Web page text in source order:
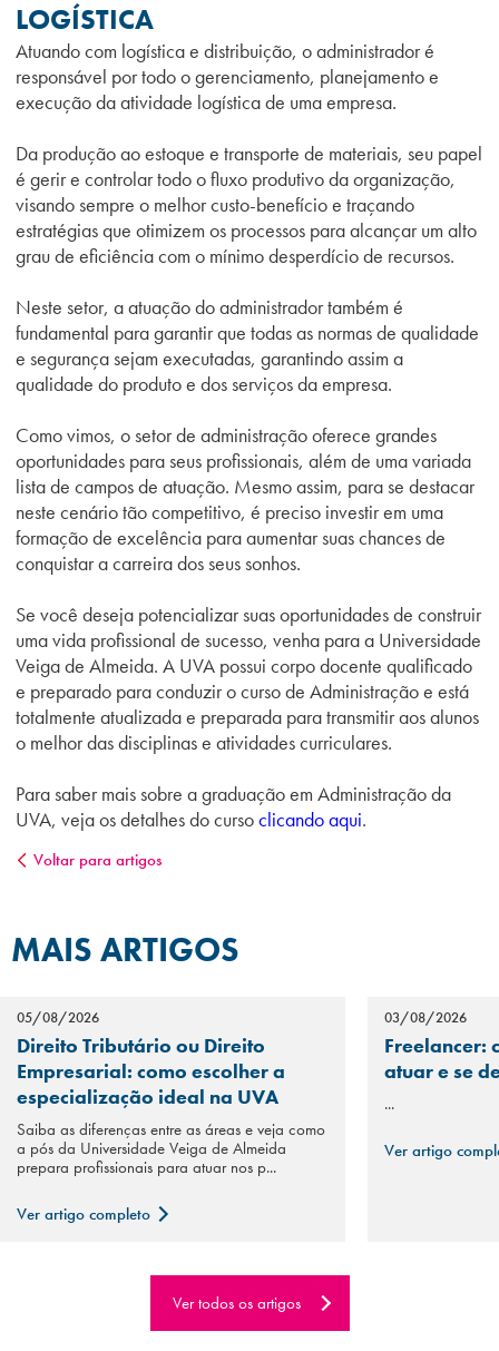
LOGÍSTICA
Atuando com logística e distribuição, o administrador é
responsável por todo o gerenciamento, planejamento e
execução da atividade logística de uma empresa.
Da produção ao estoque e transporte de materiais, seu papel
é gerir e controlar todo o fluxo produtivo da organização,
visando sempre o melhor custo-benefício e traçando
estratégias que otimizem os processos para alcançar um alto
grau de eficiência com o mínimo desperdício de recursos.
Neste setor, a atuação do administrador também é
fundamental para garantir que todas as normas de qualidade
e segurança sejam executadas, garantindo assim a
qualidade do produto e dos serviços da empresa.
Como vimos, o setor de administração oferece grandes
oportunidades para seus profissionais, além de uma variada
lista de campos de atuação. Mesmo assim, para se destacar
neste cenário tão competitivo, é preciso investir em uma
formação de excelência para aumentar suas chances de
conquistar a carreira dos seus sonhos.
Se você deseja potencializar suas oportunidades de construir
uma vida profissional de sucesso, venha para a Universidade
Veiga de Almeida. A UVA possui corpo docente qualificado
e preparado para conduzir o curso de Administração e está
totalmente atualizada e preparada para transmitir aos alunos
o melhor das disciplinas e atividades curriculares.
Para saber mais sobre a graduação em Administração da
UVA, veja os detalhes do cursoclicando aqui.
Voltar para artigos
MAIS ARTIGOS
05/08/2026
Direito Tributário ou Direito
Empresarial: como escolher a
especialização ideal na UVA
Saiba as diferenças entre as áreas e veja como
a pós da Universidade Veiga de Almeida
prepara profissionais para atuar nos p...
Ver artigo completo
03/08/2026
Freelancer:
atuar e se
...
Ver artigo
Ver todos os artigos